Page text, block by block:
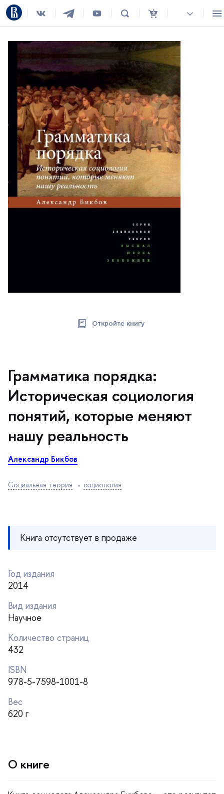
Откройте книгу
Грамматика порядка:
Историческая социология
понятий, которые меняют
нашу реальность
Александр Бикбо
Социальная теория социология
Книга отсутствует в продаже
Год издания
2014
ид издания
Научное
Количество страниц
432
ISBN
978-5-7598-1001-8
ес
620
О книге